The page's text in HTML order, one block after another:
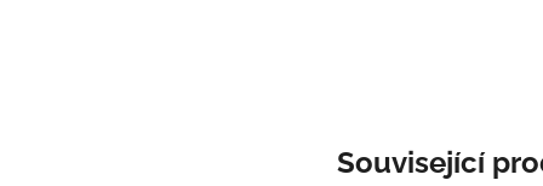
Související